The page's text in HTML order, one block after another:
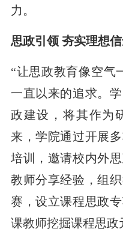
力。
思政引领 夯实理想
“让思政教育像空气
一直以来的追求。
政建设，将其作为
来，学院通过开展
培训，邀请校内外
教师分享经验，组
赛，设立课程思政
课教师挖掘课程思政